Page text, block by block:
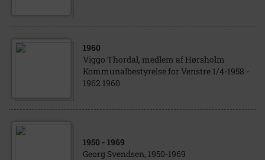
1960
Viggo Thordal, medlem af Hørsholm
Kommunalbestyrelse for Venstre 1/4-1958 -
1962 1960
1950 - 1969
Georg Svendsen, 1950-1969